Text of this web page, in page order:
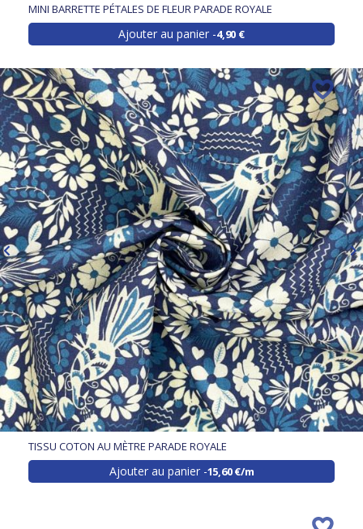
MINI BARRETTE PÉTALES DE FLEUR PARADE ROYALE
Ajouter au panier 4,90 €
TISSU COTON AU MÈTRE PARADE ROYALE
Ajouter au panier 15,60 €/m